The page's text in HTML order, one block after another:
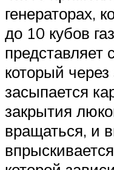
генераторах,
до 10 кубов
представляет
который
засыпается
закрытия
вращаться, и